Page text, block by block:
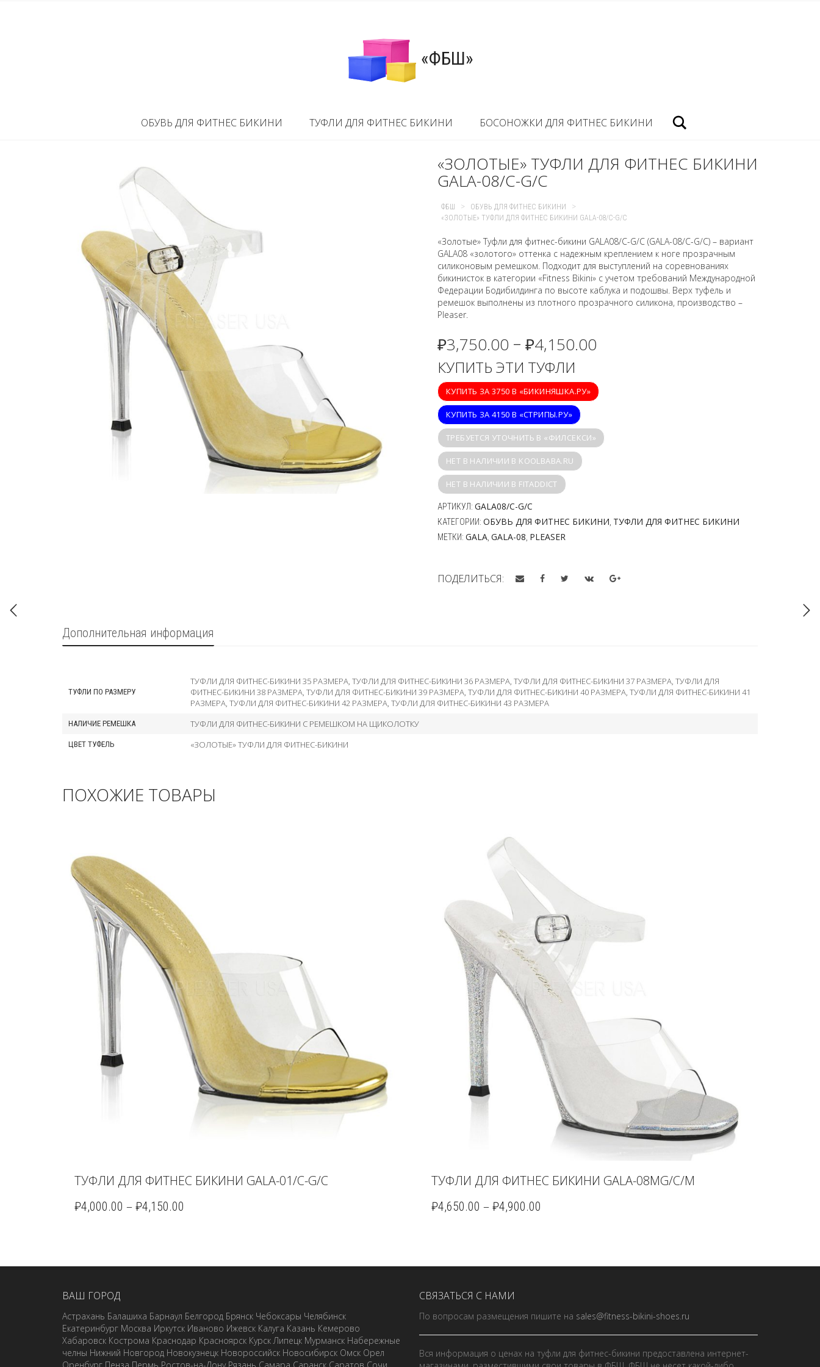
«ФБШ»
ОБУВЬ ДЛЯ ФИТНЕС БИКИНИ ТУФЛИ ДЛЯ ФИТНЕС БИКИНИ БОСОНОЖКИ ДЛЯ ФИТНЕС БИКИНИ
«ЗОЛОТЫЕ» ТУФЛИ ДЛЯ ФИТНЕС БИКИНИ
GALA-08/C-G/C
ФБШ > ОБУВЬ ДЛЯ ФИТНЕС БИКИНИ >
«ЗОЛОТЫЕ» ТУФЛИ ДЛЯ ФИТНЕС БИКИНИ GALA-08/C-G/C
«Золотые» Туфли для фитнес-бикини GALA08/C-G/C (GALA-08/C-G/C) – вариант
GALA08 «золотого» оттенка с надежным креплением к ноге прозрачным
силиконовым ремешком. Подходит для выступлений на соревнованиях
бикинисток в категории «Fitness Bikini» с учетом требований Международной
Федерации Бодибилдинга по высоте каблука и подошвы. Верх туфель и
ремешок выполнены из плотного прозрачного силикона, производство –
Pleaser.
₽3,750.00 – ₽4,150.00
КУПИТЬ ЭТИ ТУФЛИ
КУПИТЬ ЗА 3750 В «БИКИНЯШКА.РУ»
КУПИТЬ ЗА 4150 В «СТРИПЫ.РУ»
ТРЕБУЕТСЯ УТОЧНИТЬ В «ФИЛСЕКСИ»
НЕТ В НАЛИЧИИ В KOOLBABA.RU
НЕТ В НАЛИЧИИ В FITADDICT
АРТИКУЛ: GALA08/C-G/C
КАТЕГОРИИ: ОБУВЬ ДЛЯ ФИТНЕС БИКИНИ ТУФЛИ ДЛЯ ФИТНЕС БИКИНИ
МЕТКИ: GALA GALA-08 PLEASER
ПОДЕЛИТЬСЯ:
Дополнительная информация
ТУФЛИ ПО РАЗМЕРУ
ТУФЛИ ДЛЯ ФИТНЕС-БИКИНИ 35 РАЗМЕРА, ТУФЛИ ДЛЯ ФИТНЕС-БИКИНИ 36 РАЗМЕРА, ТУФЛИ ДЛЯ ФИТНЕС-БИКИНИ 37 РАЗМЕРА, ТУФЛИ ДЛЯ
ФИТНЕС-БИКИНИ 38 РАЗМЕРА, ТУФЛИ ДЛЯ ФИТНЕС-БИКИНИ 39 РАЗМЕРА, ТУФЛИ ДЛЯ ФИТНЕС-БИКИНИ 40 РАЗМЕРА, ТУФЛИ ДЛЯ ФИТНЕС-БИКИНИ 41
РАЗМЕРА, ТУФЛИ ДЛЯ ФИТНЕС-БИКИНИ 42 РАЗМЕРА, ТУФЛИ ДЛЯ ФИТНЕС-БИКИНИ 43 РАЗМЕРА
НАЛИЧИЕ РЕМЕШКА ТУФЛИ ДЛЯ ФИТНЕС-БИКИНИ С РЕМЕШКОМ НА ЩИКОЛОТКУ
ЦВЕТ ТУФЕЛЬ «ЗОЛОТЫЕ» ТУФЛИ ДЛЯ ФИТНЕС-БИКИНИ
ПОХОЖИЕ ТОВАРЫ
ТУФЛИ ДЛЯ ФИТНЕС БИКИНИ GALA-01/C-G/C
₽4,000.00 – ₽4,150.00
ТУФЛИ ДЛЯ ФИТНЕС БИКИНИ GALA-08MG/C/M
₽4,650.00 – ₽4,900.00
ВАШ ГОРОД
Астрахань Балашиха Барнаул Белгород Брянск Чебоксары Челябинск
Екатеринбург Москва Иркутск Иваново Ижевск Калуга Казань Кемерово
Хабаровск Кострома Краснодар Красноярск Курск Липецк Мурманск Набережные
челны Нижний Новгород Новокузнецк Новороссийск Новосибирск Омск Орел
СВЯЗАТЬСЯ С НАМИ
По вопросам размещения пишите на sales@fitness-bikini-shoes.ru
Вся информация о ценах на туфли для фитнес-бикини предоставлена интернет-